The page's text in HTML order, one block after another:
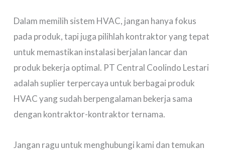
Dalam memilih sistem HVAC, jangan hanya fokus
pada produk, tapi juga pilihlah kontraktor yang tepat
untuk memastikan instalasi berjalan lancar dan
produk bekerja optimal. PT Central Coolindo Lestari
adalah suplier terpercaya untuk berbagai produk
HVAC yang sudah berpengalaman bekerja sama
dengan kontraktor-kontraktor ternama.
Jangan ragu untuk menghubungi kami dan temukan